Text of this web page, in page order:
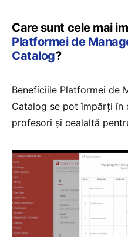
Care sunt cele mai
Platformei de
Catalog?
Beneficiile Platformei de
Catalog se pot împărți în
profesori și cealaltă